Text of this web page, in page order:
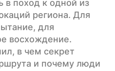
в поход к одной из
региона. Для
для
восхождение.
в чем секрет
и почему люди